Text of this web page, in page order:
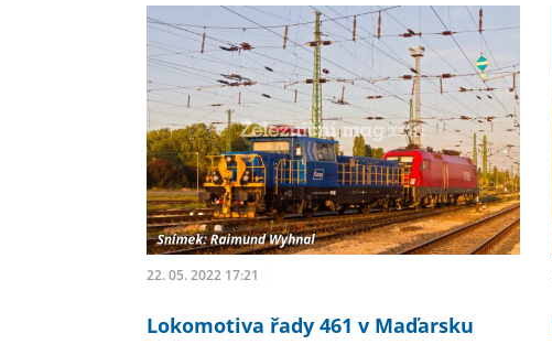
22. 05. 2022 17:21
Lokomotiva řady 461 v Maďarsku